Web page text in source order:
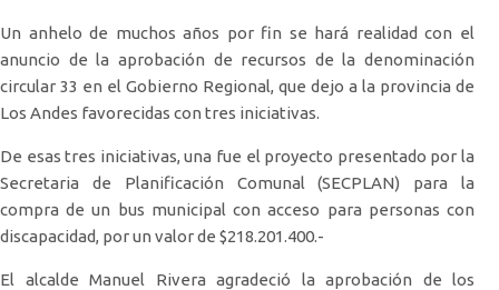
Un anhelo de muchos años por fin se hará realidad con el
anuncio de la aprobación de recursos de la denominación
circular 33 en el Gobierno Regional, que dejo a la provincia de
Los Andes favorecidas con tres iniciativas.
De esas tres iniciativas, una fue el proyecto presentado por la
Secretaria de Planificación Comunal (SECPLAN) para la
compra de un bus municipal con acceso para personas con
discapacidad, por un valor de $218.201.400.-
El alcalde Manuel Rivera agradeció la aprobación de los